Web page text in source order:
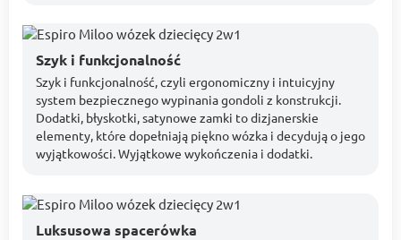
Szyk i funkcjonalność
Szyk i funkcjonalność, czyli ergonomiczny i intuicyjny
system bezpiecznego wypinania gondoli z konstrukcji.
Dodatki, błyskotki, satynowe zamki to dizjanerskie
elementy, które dopełniają piękno wózka i decydują o jego
wyjątkowości. Wyjątkowe wykończenia i dodatki.
Luksusowa spacerówka